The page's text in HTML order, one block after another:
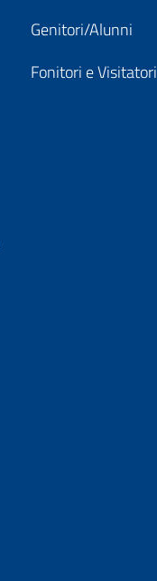
Genitori/Alunni
Fonitori e Visitatori